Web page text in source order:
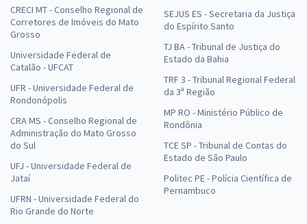
CRECI MT - Conselho Regional de
Corretores de Imóveis do Mato
Grosso
Universidade Federal de
Catalão - UFCAT
UFR - Universidade Federal de
Rondonópolis
CRA MS - Conselho Regional de
Administração do Mato Grosso
do Sul
UFJ - Universidade Federal de
Jataí
UFRN - Universidade Federal do
Rio Grande do Norte
SEJUS ES - Secretaria da Justiça
do Espírito Santo
TJ BA - Tribunal de Justiça do
Estado da Bahia
TRF 3 - Tribunal Regional Federal
da 3ª Região
MP RO - Ministério Público de
Rondônia
TCE SP - Tribunal de Contas do
Estado de São Paulo
Politec PE - Polícia Científica de
Pernambuco